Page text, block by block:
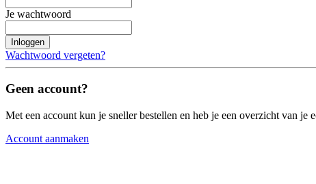
Je wachtwoord
Inloggen
Wachtwoord vergeten?
Geen account?
Met een account kun je sneller bestellen en heb je een overzicht van je
Account aanmaken